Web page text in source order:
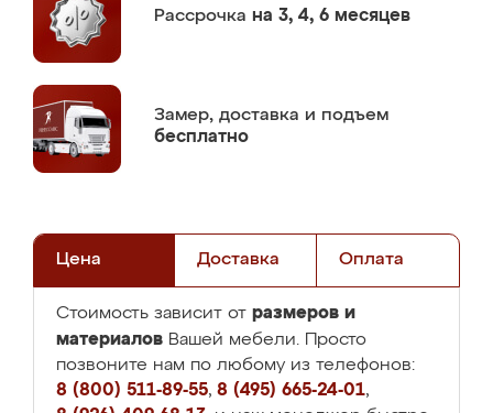
Рассрочка на 3, 4, 6 месяцев
Замер, доставка и подъем
бесплатно
Цена Доставка Оплата
Стоимость зависит от размеров и
материалов Вашей мебели. Просто
позвоните нам по любому из телефонов:
8 (800) 511-89-55, 8 (495) 665-24-01,